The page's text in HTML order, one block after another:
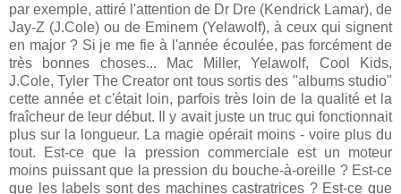
par exemple, attiré l'attention de Dr Dre (Kendrick Lamar), de
Jay-Z (J.Cole) ou de Eminem (Yelawolf), à ceux qui signent
en major ? Si je me fie à l'année écoulée, pas forcément de
très bonnes choses... Mac Miller, Yelawolf, Cool Kids,
J.Cole, Tyler The Creator ont tous sortis des "albums studio"
cette année et c'était loin, parfois très loin de la qualité et la
fraîcheur de leur début. Il y avait juste un truc qui fonctionnait
plus sur la longueur. La magie opérait moins - voire plus du
tout. Est-ce que la pression commerciale est un moteur
moins puissant que la pression du bouche-à-oreille ? Est-ce
que les labels sont des machines castratrices ? Est-ce que